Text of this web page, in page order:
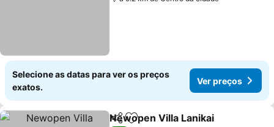
Selecione as datas para ver os preços
exatos.
Ver preços
PartilharAdicionar aos favoritos
Newopen Villa Lanikai